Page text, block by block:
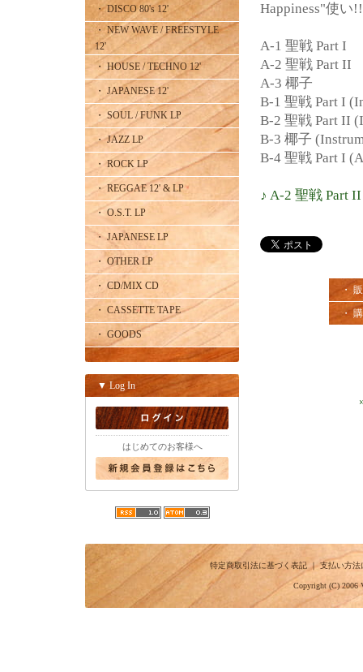
・ DISCO 80's 12'
・ NEW WAVE / FREESTYLE
12'
・ HOUSE / TECHNO 12'
・ JAPANESE 12'
・ SOUL / FUNK LP
・ JAZZ LP
・ ROCK LP
・ REGGAE 12' & LP
・ O.S.T. LP
・ JAPANESE LP
・ OTHER LP
・ CD/MIX CD
・ CASSETTE TAPE
・ GOODS
▼ Log In
はじめてのお客様へ
Happiness"使い!!
A-1 聖戦 Part I
A-2 聖戦 Part II
A-3 椰子
B-1 聖戦 Part I
B-2 聖戦 Part II
B-3 椰子
B-4 聖戦 Part I
♪ A-2 聖戦 Part II
・
・
特定商取引法に基づく表記｜支払い方法
Copyright (C) 2006